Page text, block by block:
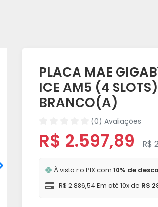
PLACA MAE
ICE AM5 (4
BRANCO(A)
(0) Avaliações
R$ 2.597,89 R$
À vista no PIX com 10% de
R$ 2.886,54 Em até 10x de R$